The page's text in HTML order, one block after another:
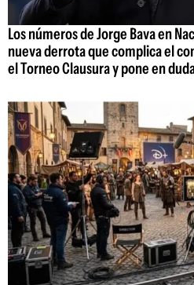
Los números de Jorge Bava en
nueva derrota que complica el
el Torneo Clausura y pone en